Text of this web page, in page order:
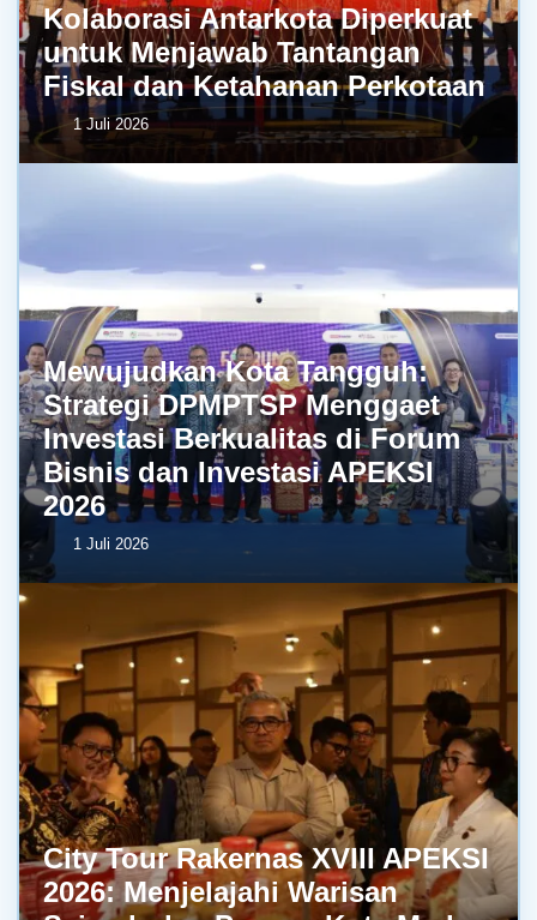
Kolaborasi Antarkota Diperkuat
untuk Menjawab Tantangan
Fiskal dan Ketahanan Perkotaan
1 Juli 2026
Mewujudkan Kota Tangguh:
Strategi DPMPTSP Menggaet
Investasi Berkualitas di Forum
Bisnis dan Investasi APEKSI
2026
1 Juli 2026
City Tour Rakernas XVIII APEKSI
2026: Menjelajahi Warisan